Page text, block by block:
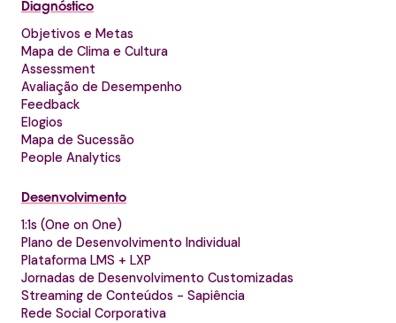
Diagnóstico
Objetivos e Metas
Mapa de Clima e Cultura
Assessment
Avaliação de Desempenho
Feedback
Elogios
Mapa de Sucessão
People Analytics
Desenvolvimento
1:1s (One on One)
Plano de Desenvolvimento Individual
Plataforma LMS + LXP
Jornadas de Desenvolvimento Customizadas
Streaming de Conteúdos - Sapiência
Rede Social Corporativa